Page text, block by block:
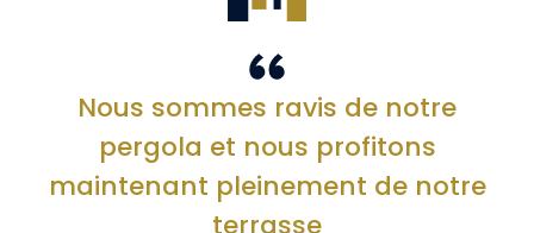
Nous sommes ravis de notre
pergola et nous profitons
maintenant pleinement de notre